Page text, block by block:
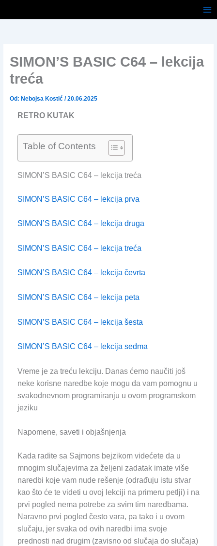
SIMON’S BASIC C64 – lekcija
treća
Od: Nebojsa Kostić /20.06.2025
RETRO KUTAK
Table of Contents
SIMON’S BASIC C64 – lekcija treća
SIMON’S BASIC C64 – lekcija prva
SIMON’S BASIC C64 – lekcija druga
SIMON’S BASIC C64 – lekcija treća
SIMON’S BASIC C64 – lekcija čevrta
SIMON’S BASIC C64 – lekcija peta
SIMON’S BASIC C64 – lekcija šesta
SIMON’S BASIC C64 – lekcija sedma
Vreme je za treću lekciju. Danas ćemo naučiti još
neke korisne naredbe koje mogu da vam pomognu u
svakodnevnom programiranju u ovom programskom
jeziku
Napomene, saveti i objašnjenja
Kada radite sa Sajmons bejzikom videćete da u
mnogim slučajevima za željeni zadatak imate više
naredbi koje vam nude rešenje (odrađuju istu stvar
kao što će te videti u ovoj lekciji na primeru petlji) i na
prvi pogled nema potrebe za svim tim naredbama.
Naravno prvi pogled često vara, pa tako i u ovom
slučaju, jer svaka od ovih naredbi ima svoje
prednosti nad drugim (zavisno od slučaja do slučaja)